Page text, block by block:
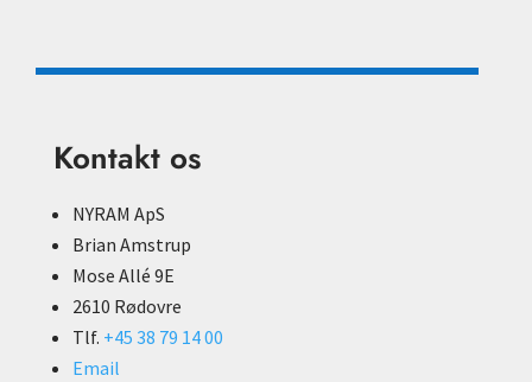
Kontakt os
NYRAM ApS
Brian Amstrup
Mose Allé 9E
2610 Rødovre
Tlf. +45 38 79 14 00
Email